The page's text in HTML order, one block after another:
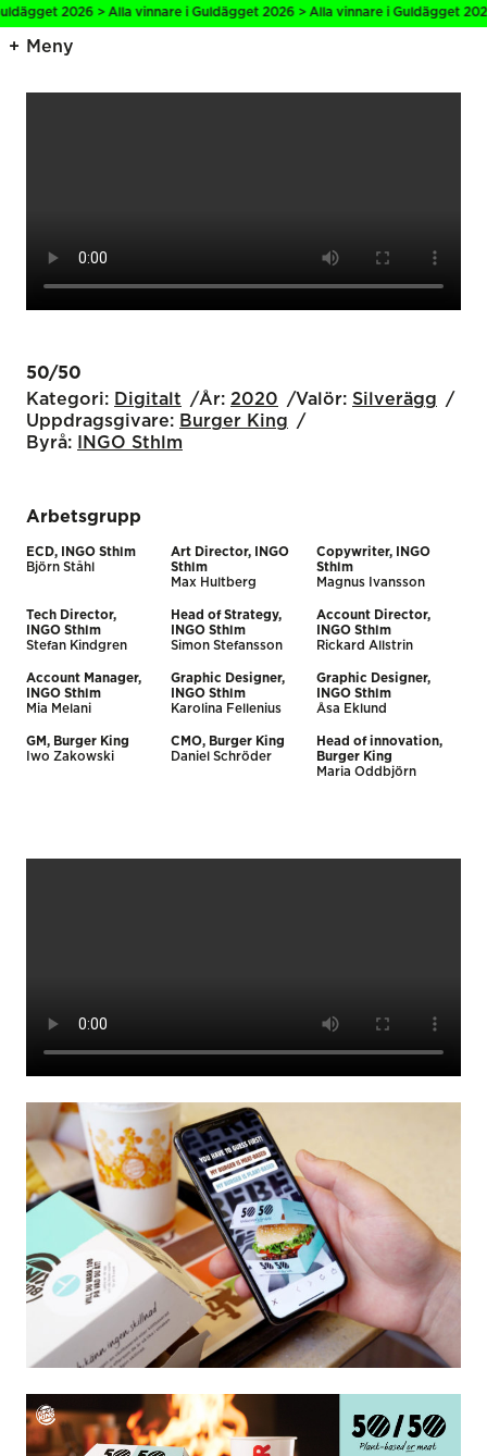
2026 > Alla vinnare i Guldägget 2026 > Alla vinnare i Guldägget
Meny
50/50
Kategori: Digitalt År: 2020 Valör: Silverägg
Uppdragsgivare: Burger King
Byrå:
INGO Sthlm
Arbetsgrupp
ECD, INGO Sthlm
Björn Ståhl
Art Director, INGO
Sthlm
Max Hultberg
Copywriter, INGO
Sthlm
Magnus Ivansson
Tech Director,
INGO Sthlm
Stefan Kindgren
Head of Strategy,
INGO Sthlm
Simon Stefansson
Account Director,
INGO Sthlm
Rickard Allstrin
Account Manager,
INGO Sthlm
Mia Melani
Graphic Designer,
INGO Sthlm
Karolina Fellenius
Graphic Designer,
INGO Sthlm
Åsa Eklund
GM, Burger King
Iwo Zakowski
CMO, Burger King
Daniel Schröder
Head of innovation,
Burger King
Maria Oddbjörn